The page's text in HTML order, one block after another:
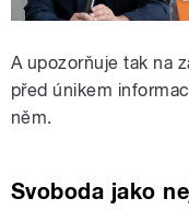
A upozorňuje tak na
před únikem
něm.
Svoboda jako